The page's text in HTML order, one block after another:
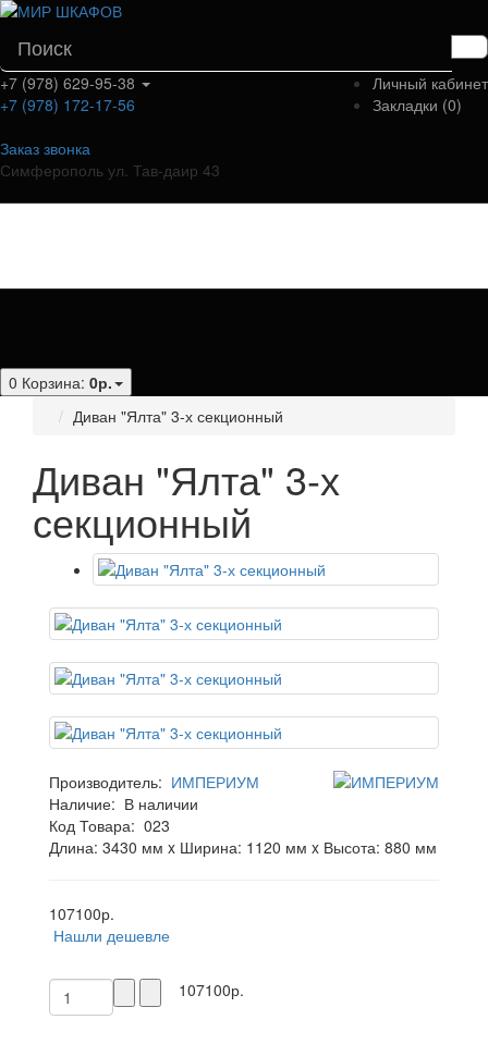
Личный кабинет
Закладки (0)
+7 (978) 629-95-38
+7 (978) 172-17-56
Заказ звонка
Симферополь ул. Тав-даир 43
0 Корзина: 0р.
Диван "Ялта" 3-х секционный
Диван "Ялта" 3-х
секционный
Производитель: ИМПЕРИУМ
Наличие: В наличии
Код Товара: 023
Длина: 3430 мм x Ширина: 1120 мм x Высота: 880 мм
107100р.
Нашли дешевле
107100р.